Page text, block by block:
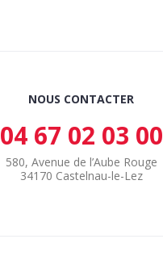
NOUS CONTACTER
04 67 02 03 00
580, Avenue de l’Aube Rouge
34170 Castelnau-le-Lez